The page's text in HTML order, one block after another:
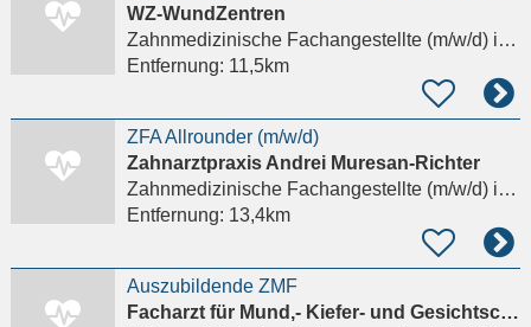
WZ-WundZentren
Zahnmedizinische Fachangestellte (m/w/d)in München, Schwabing-Freimann
Entfernung: 11,5km
ZFA Allrounder (m/w/d)
Zahnarztpraxis Andrei Muresan-Richter
Zahnmedizinische Fachangestellte (m/w/d)in Dachau
Entfernung: 13,4km
Auszubildende ZMF
Facharzt für Mund,- Kiefer- und Gesichtschirurgie Dr.med. Abdolrasoul Abarghooei